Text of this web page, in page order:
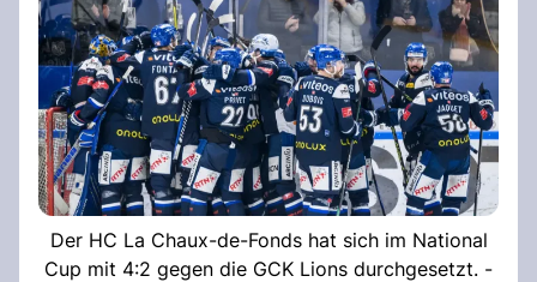
Der HC La Chaux-de-Fonds hat sich im National
Cup mit 4:2 gegen die GCK Lions durchgesetzt. -